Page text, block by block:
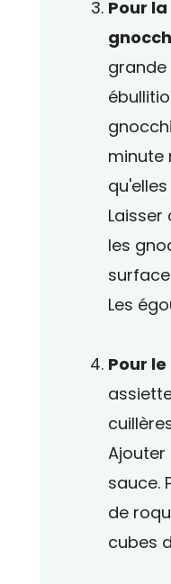
Pour
grande
minute
Laisser
les
Les
Pour
Ajouter
sauce.
de
cubes